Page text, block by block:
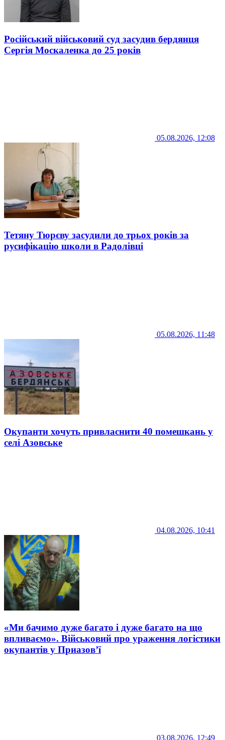
Російський військовий суд засудив бердянця
Сергія Москаленка до 25 років
05.08.2026, 12:08
Тетяну Тюрєву засудили до трьох років за
русифікацію школи в Радолівці
05.08.2026, 11:48
Окупанти хочуть привласнити 40 помешкань у
селі Азовське
04.08.2026, 10:41
«Ми бачимо дуже багато і дуже багато на що
впливаємо». Військовий про ураження логістики
окупантів у Приазов’ї
03.08.2026, 12:49